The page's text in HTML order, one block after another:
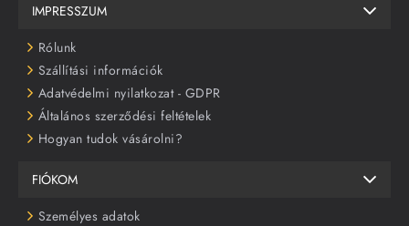
IMPRESSZUM
Rólunk
Szállítási információk
Adatvédelmi nyilatkozat - GDPR
Általános szerződési feltételek
Hogyan tudok vásárolni?
FIÓKOM
Személyes adatok